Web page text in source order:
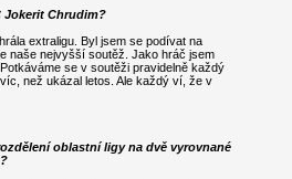
Jokerit Chrudim?
extraligu. Byl jsem se podívat na
naše nejvyšší soutěž. Jako hráč jsem
se v soutěži pravidelně každý
než ukázal letos. Ale každý ví, že v
oblastní ligy na dvě vyrovnané